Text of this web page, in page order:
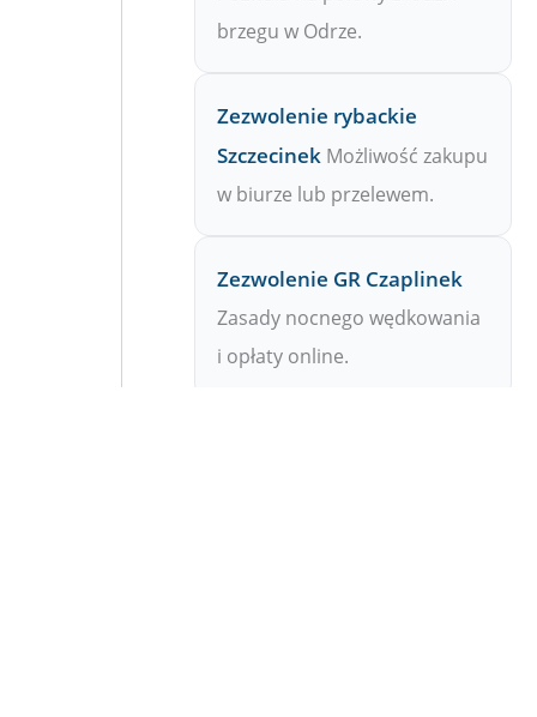
brzegu w Odrze.
Zezwolenie rybackie
Szczecinek Możliwość zakupu
w biurze lub przelewem.
Zezwolenie GR Czaplinek
Zasady nocnego wędkowania
i opłaty online.